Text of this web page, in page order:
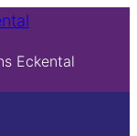
Eckental